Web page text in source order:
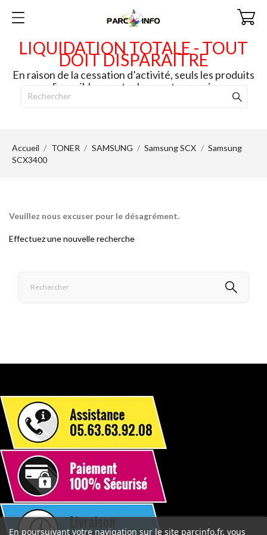
LIQUIDATION TOTALE - TOUT
DOIT DISPARAITRE
En raison de la cessation d’activité, seuls les produits
disponibles en stock seront envoyés.
Accueil TONER SAMSUNG Samsung SCX
Samsung
SCX3400
Veuillez nous excuser pour le désagrément.
Effectuez une nouvelle recherche
En poursuivant votre navigation sur le site parcinfo.fr, vous